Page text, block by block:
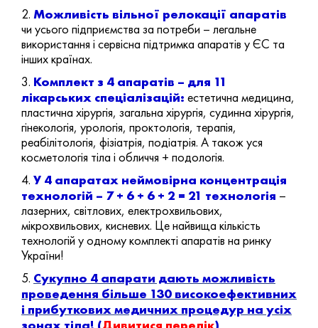
2. Можливість вільної релокації апаратів
чи усього підприємства за потреби – легальне
використання і сервісна підтримка апаратів у ЄС та
інших країнах.
3. Комплект з 4 апаратів – для 11
лікарських спеціалізацій: естетична медицина,
пластична хірургія, загальна хірургія, судинна хірургія,
гінекологія, урологія, проктологія, терапія,
реабілітологія, фізіатрія, подіатрія. А також уся
косметологія тіла і обличчя + подологія.
4. У 4 апаратах неймовірна концентрація
технологій – 7 + 6 + 6 + 2 = 21 технологія –
лазерних, світлових, електрохвильових,
мікрохвильових, кисневих. Це найвища кількість
технологій у одному комплекті апаратів на ринку
України!
5. Сукупно 4 апарати дають можливість
проведення більше 130 високоефективних
і прибуткових медичних процедур на усіх